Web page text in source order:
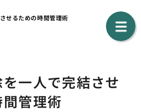
せるための時間管理術
一人で完結させ
管理術